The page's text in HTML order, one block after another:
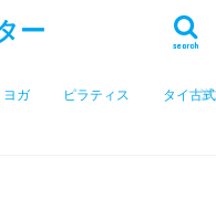
ー search
ヨガ ピラティス タイ古